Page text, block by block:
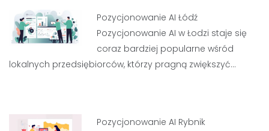
Pozycjonowanie AI Łódź
Pozycjonowanie AI w Łodzi staje się
coraz bardziej popularne wśród
lokalnych przedsiębiorców, którzy pragną zwiększyć…
Pozycjonowanie AI Rybnik